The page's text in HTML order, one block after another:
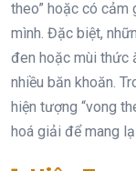
theo” hoặc có cảm
mình. Đặc biệt,
đen hoặc mùi thức
nhiều băn khoăn.
hiện tượng “vong
hoá giải để mang